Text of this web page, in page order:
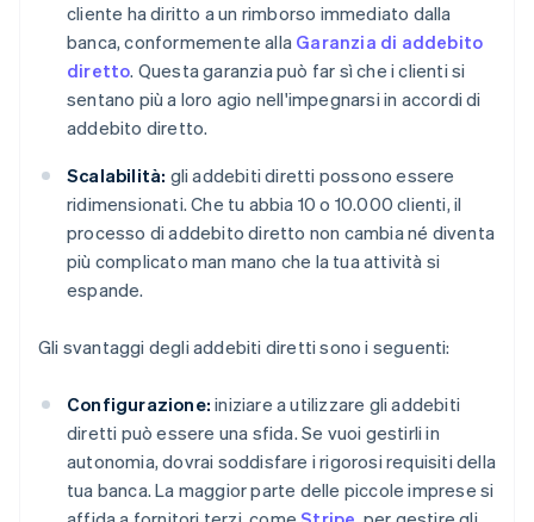
cliente ha diritto a un rimborso immediato dalla
banca, conformemente alla Garanzia di addebito
diretto. Questa garanzia può far sì che i clienti si
sentano più a loro agio nell'impegnarsi in accordi di
addebito diretto.
Scalabilità: gli addebiti diretti possono essere
ridimensionati. Che tu abbia 10 o 10.000 clienti, il
processo di addebito diretto non cambia né diventa
più complicato man mano che la tua attività si
espande.
Gli svantaggi degli addebiti diretti sono i seguenti:
Configurazione: iniziare a utilizzare gli addebiti
diretti può essere una sfida. Se vuoi gestirli in
autonomia, dovrai soddisfare i rigorosi requisiti della
tua banca. La maggior parte delle piccole imprese si